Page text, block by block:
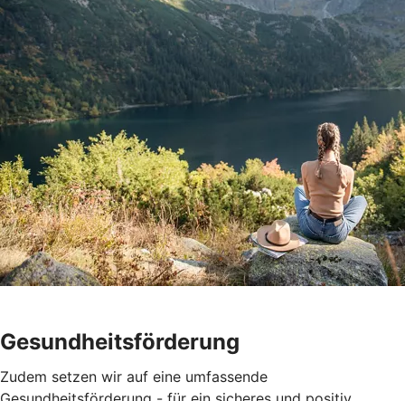
Gesundheitsförderung
Zudem setzen wir auf eine umfassende